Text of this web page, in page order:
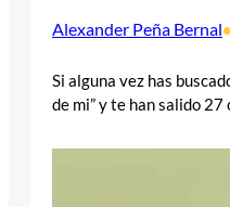
Alexander Peña Bernal•
Si alguna vez has
de mi” y te han salido